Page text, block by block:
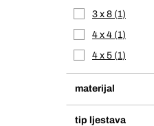
3 x 8 1
4 x 4 1
4 x 5 1
materijal
tip ljestava